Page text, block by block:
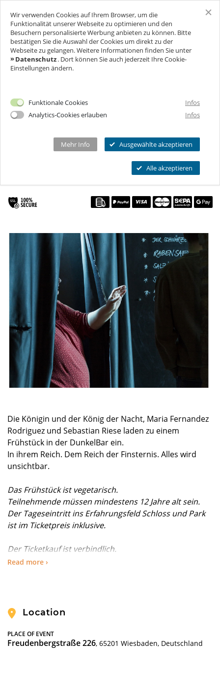
SCHLOSS FREUDENBERG
BESUCH
Ich will Euch besuchen!
Ermäßigungen
Tickets
Programmkalender
Geförderter Besuch
FÜR UNTERNEHMEN
Schlosscafé
Dein Fest
Kindergeburtstag
Nachtmahl
Frühstück in der Dunkelbar
Weinprobe in der Dunkelbar
THEATER & KULTUR
Wanderbühne Freudenberg
Anstehende Kulturveranstaltungen
MEHR INFOS...
Öffnungszeiten
Eintrittspreise
Was ist das Erfahrungsfeld?
Mobiles Erfahrungsfeld
Naturkita LA LE LU
Stellenangebote
Presse
Spenden
Schloss-Podcast
F
R
A
G
E
N
&
A
N
T
W
O
R
T
E
N
FRÜHSTÜCK IN DER
DUNKELBAR
1 HOUR
BUY A GIFT VOUCHER
BOOK NOW
Die Königin und der König der Nacht, Maria Fernandez
Rodriguez und Sebastian Riese laden zu einem
Frühstück in der DunkelBar ein.
In ihrem Reich. Dem Reich der Finsternis. Alles wird
unsichtbar.
Das Frühstück ist vegetarisch.
Teilnehmende müssen mindestens 12 Jahre alt sein.
Der Tageseintritt ins Erfahrungsfeld Schloss und Park
ist im Ticketpreis inklusive.
Der Ticketkauf ist verbindlich.
Unsere ausführlichen Stornierungs-Regelungen
Read more ›
Location
PLACE OF EVENT
Freudenbergstraße 226, 65201 Wiesbaden, Deutschland
Wir verwenden Cookies auf Ihrem Browser, um die
Funktionalität unserer Webseite zu optimieren und den
Besuchern personalisierte Werbung anbieten zu können. Bitte
bestätigen Sie die Auswahl der Cookies um direkt zu der
Webseite zu gelangen. Weitere Informationen finden Sie unter
Datenschutz. Dort können Sie auch jederzeit Ihre Cookie-
Einstellungen ändern.
Funktionale Cookies
Infos
Analytics-Cookies erlauben
Infos
Mehr Info Ausgewählte akzeptieren
Alle akzeptieren